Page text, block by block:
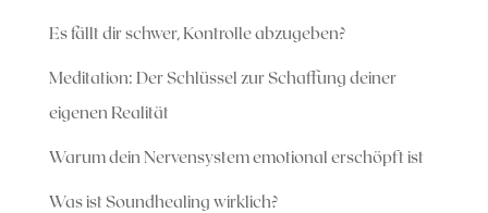
Es fällt dir schwer, Kontrolle abzugeben?
Meditation: Der Schlüssel zur Schaffung deiner
eigenen Realität
Warum dein Nervensystem emotional erschöpft ist
Was ist Soundhealing wirklich?